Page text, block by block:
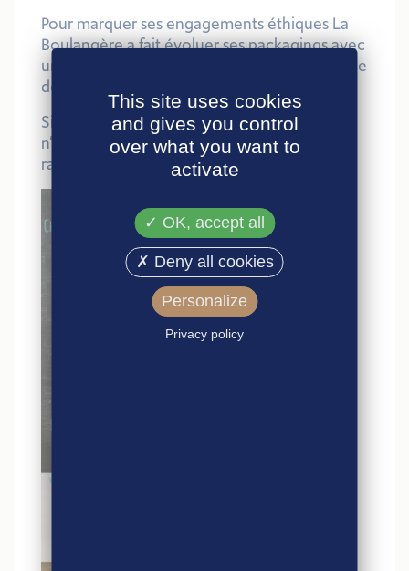
Pour marquer ses engagements éthiques La
Boulangère a fait évoluer ses packagings avec
un nouveau logo la boulangère et la présence
de notre logo Agri-Éthique France !
Si vous souhaitez consommer solidaire,
n’attendez plus et rendez-vous dans votre
rayon viennoiseries.
This site uses cookies
and gives you control
over what you want to
activate
OK, accept all
Deny all cookies
Personalize
Privacy policy